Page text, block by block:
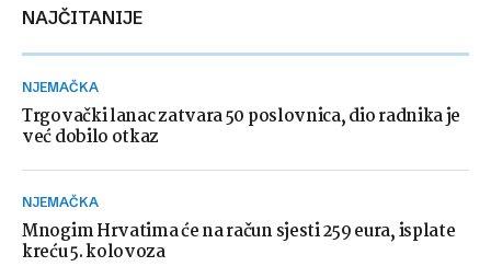
NAJČITANIJE
NJEMAČKA
Trgovački lanac zatvara 50 poslovnica, dio radnika je
već dobilo otkaz
NJEMAČKA
Mnogim Hrvatima će na račun sjesti 259 eura, isplate
kreću 5. kolovoza